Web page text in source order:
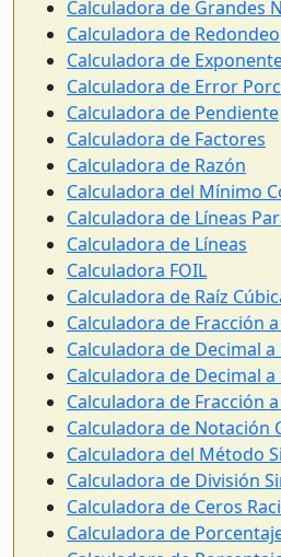
Calculadora de Grandes
Calculadora de Redondeo
Calculadora de
Calculadora de Error
Calculadora de Pendiente
Calculadora de Factores
Calculadora de Razón
Calculadora del Mínimo
Calculadora de Líneas
Calculadora de Líneas
Calculadora FOIL
Calculadora de Raíz
Calculadora de Fracción
Calculadora de Decimal
Calculadora de Decimal a
Calculadora de Fracción
Calculadora de Notación
Calculadora del Método
Calculadora de División
Calculadora de Ceros
Calculadora de